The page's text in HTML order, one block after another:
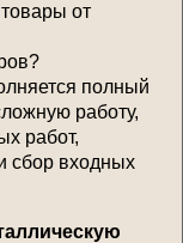
от
полный
работу,
работ,
сбор входных